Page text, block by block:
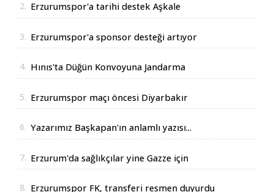
2. Erzurumspor'a tarihi destek Aşkale
3. Erzurumspor'a sponsor desteği artıyor
4. Hınıs'ta Düğün Konvoyuna Jandarma
5. Erzurumspor maçı öncesi Diyarbakır
6. Yazarımız Başkapan'ın anlamlı yazısı...
7. Erzurum'da sağlıkçılar yine Gazze için
8. Erzurumspor FK, transferi resmen duyurdu